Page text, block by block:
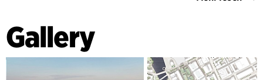
Es werden drei neue Stadtviertel entstehen, zwischen
Themen aus Stockholm und den angrenzenden Schären
aufgreifen. Diese Plätze werden mit Grünflächen,
Wasserspielen und öffentlichen Räumen gefüllt und geben
diesem zentralen Bereich wieder ein pulsierendes
Gallery